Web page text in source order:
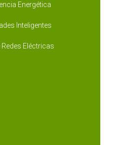
Energética
Inteligentes
Redes Eléctricas